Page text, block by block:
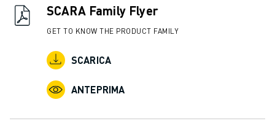
CONTATTI
NOTE LEGALI
SCARA Family Flyer
GET TO KNOW THE PRODUCT FAMILY
SCARICA
ANTEPRIMA